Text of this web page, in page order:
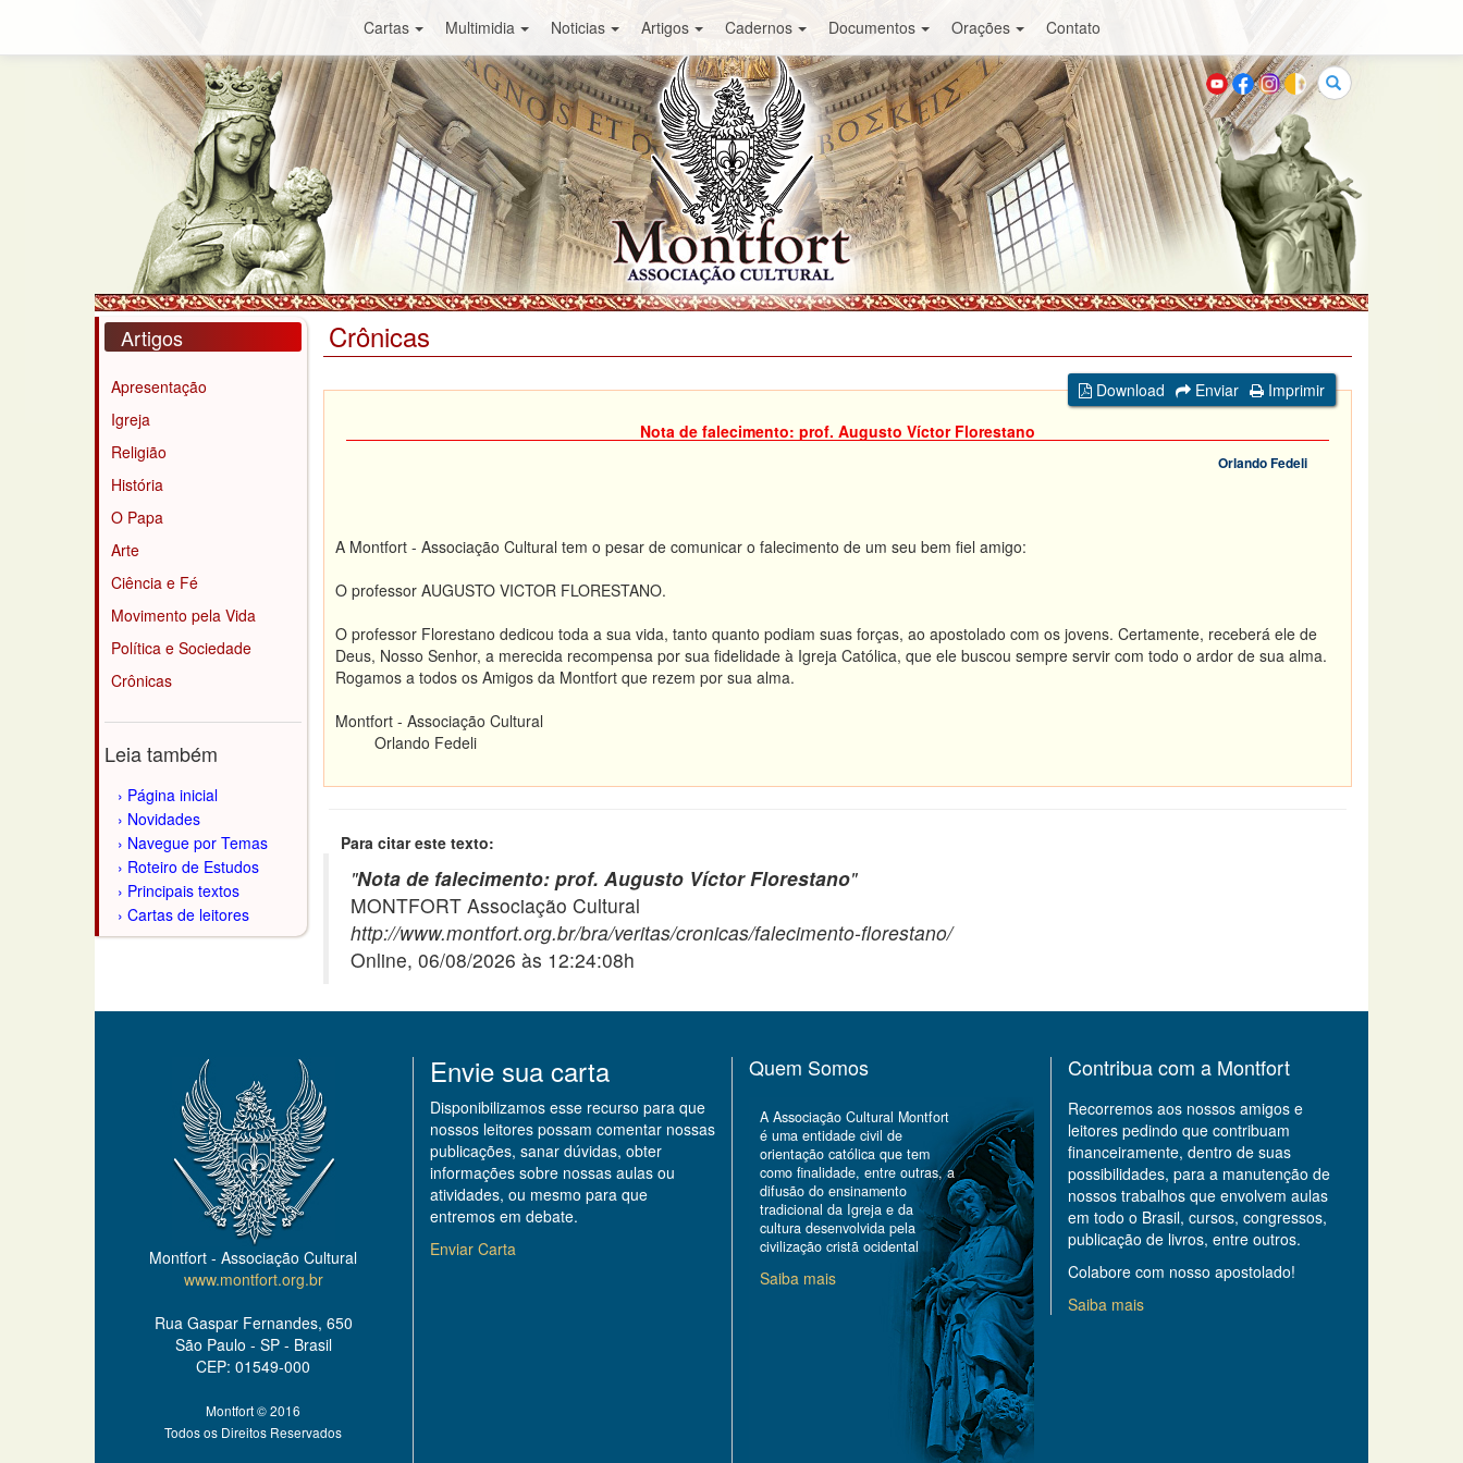
Cartas Multimidia Noticias Artigos Cadernos Documentos Orações Contato
Buscar
Artigos
Apresentação
Igreja
Religião
História
O Papa
Arte
Ciência e Fé
Movimento pela Vida
Política e Sociedade
Crônicas
Leia também
Página inicial
Novidades
Navegue por Temas
Roteiro de Estudos
Principais textos
Cartas de leitores
Crônicas
Download Enviar
Imprimir
Nota de falecimento: prof. Augusto Víctor Florestano
Orlando Fedeli
A Montfort - Associação Cultural tem o pesar de comunicar o falecimento de um seu bem fiel amigo:
O professor AUGUSTO VICTOR FLORESTANO.
O professor Florestano dedicou toda a sua vida, tanto quanto podiam suas forças, ao apostolado com os jovens. Certamente, receberá ele de
Deus, Nosso Senhor, a merecida recompensa por sua fidelidade à Igreja Católica, que ele buscou sempre servir com todo o ardor de sua alma.
Rogamos a todos os Amigos da Montfort que rezem por sua alma.
Montfort - Associação Cultural
Orlando Fedeli
Para citar este texto:
"Nota de falecimento: prof. Augusto Víctor Florestano"
MONTFORT Associação Cultural
http://www.montfort.org.br/bra/veritas/cronicas/falecimento-florestano/
Online, 06/08/2026 às 12:24:08h
Montfort - Associação Cultural
www.montfort.org.br
Rua Gaspar Fernandes, 650
São Paulo - SP - Brasil
CEP: 01549-000
Montfort © 2016
Todos os Direitos Reservados
Envie sua carta
Disponibilizamos esse recurso para que
nossos leitores possam comentar nossas
publicações, sanar dúvidas, obter
informações sobre nossas aulas ou
atividades, ou mesmo para que
entremos em debate.
Enviar Carta
Quem Somos
A Associação Cultural Montfort
é uma entidade civil de
orientação católica que tem
como finalidade, entre outras, a
difusão do ensinamento
tradicional da Igreja e da
cultura desenvolvida pela
civilização cristã ocidental
Saiba mais
Contribua com a Montfort
Recorremos aos nossos amigos e
leitores pedindo que contribuam
financeiramente, dentro de suas
possibilidades, para a manutenção de
nossos trabalhos que envolvem aulas
em todo o Brasil, cursos, congressos,
publicação de livros, entre outros.
Colabore com nosso apostolado!
Saiba mais